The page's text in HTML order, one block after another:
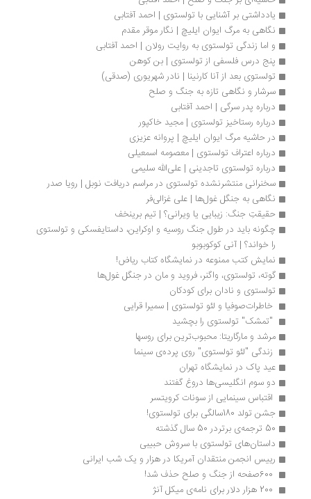
یادداشتی بر آشنایی با تولستوی | احمد آفتابی
نگاهی به مرگ ایوان ایلیچ | نگار موقر مقدم
و اما زندگی تولستوی به روایت رولان | احمد آفتابی
پنج درس فلسفی از تولستوی | بن کوهن
تولستوی بعد از آنا کارنینا | نادر شهریوری (صدقی)
سرشار و نگاهی تازه به جنگ و صلح
درباره پدر سرگی | احمد آفتابی
درباره رستاخیز تولستوی | مجید خاکپور
در حاشیه مرگ ایوان ایلیچ | پروانه عزیزی
درباره اعتراف تولستوی | معصومه اسمعیلی
درباره تولستوی تاجدینی | علی‌الله سلیمی
سخنرانی منتشرنشده‌ تولستوی در مراسم دریافت نوبل | رویا صدر
نگاهی به جنگل غول‌ها | علی غزالی‌فر
حقیقتِ جنگ: زیبایی یا ویرانی؟ | تیم برینخف
را خواند؟ | آنی کوکوبوبو
نمایش کتب ممنوعه در نمایشگاه کتاب ریاض!
گوته، تولستوی، واگنر، فروید و مان در جنگل غول‌ها
تولستوی و نادان برای کودکان
خاطرات‌صوفیا و لئو تولستوی | سمیرا قرایی
"تمشک" تولستوی را بچشید
مرشد و مارگاریتا: محبوب‌ترین برای روسها
زندگی "لئو تولستوی" روی پرده‌ی سینما
عید پاک در نمایشگاه تهران
دو سوم انگلیسی‌ها دروغ گفتند
اقتباس سینمایی از سونات کرویتسر
جشن تولد 180سالگی برای تولستوی!
50 ترجمه‌ی برتردر 50 سال گذشته
داستان‌های تولستوی با سروش حبیبی
رییس انجمن منتقدان آمریکا در هزار و یک شب ایرانی